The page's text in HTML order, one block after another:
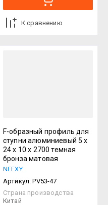
К сравнению
F-образный профиль для
ступни алюминиевый 5 х
24 х 10 х 2700 темная
бронза матовая
NEEXY
Артикул: PV53-47
Страна производства
Китай